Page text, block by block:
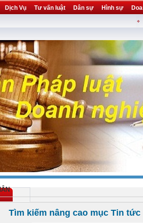
Dịch Vụ Tư vấn luật Dân sự Hình sự
Tìm kiếm nâng cao mục Tin tức